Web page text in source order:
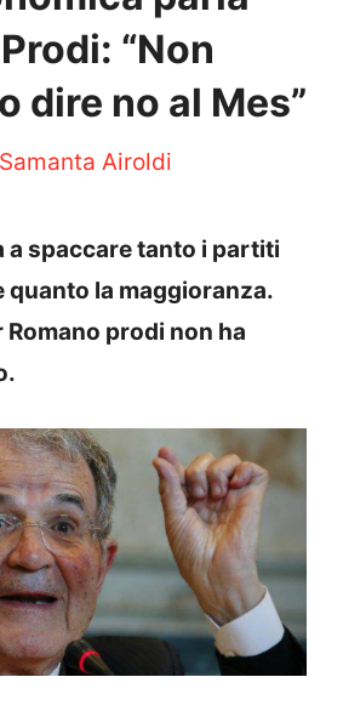
“Non
dire no al Mes”
Samanta Airoldi
a spaccare tanto i partiti
quanto la maggioranza.
Romano prodi non ha